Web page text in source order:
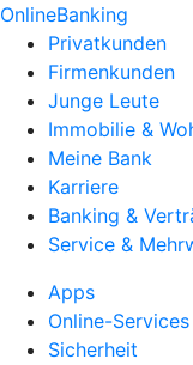
OnlineBanking
Privatkunden
Firmenkunden
Junge Leute
Immobilie &
Meine Bank
Karriere
Banking &
Service &
Apps
Online-Services
Sicherheit